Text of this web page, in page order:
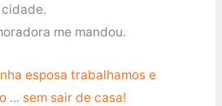
me mandou.
esposa trabalhamos e
... sem sair de casa!